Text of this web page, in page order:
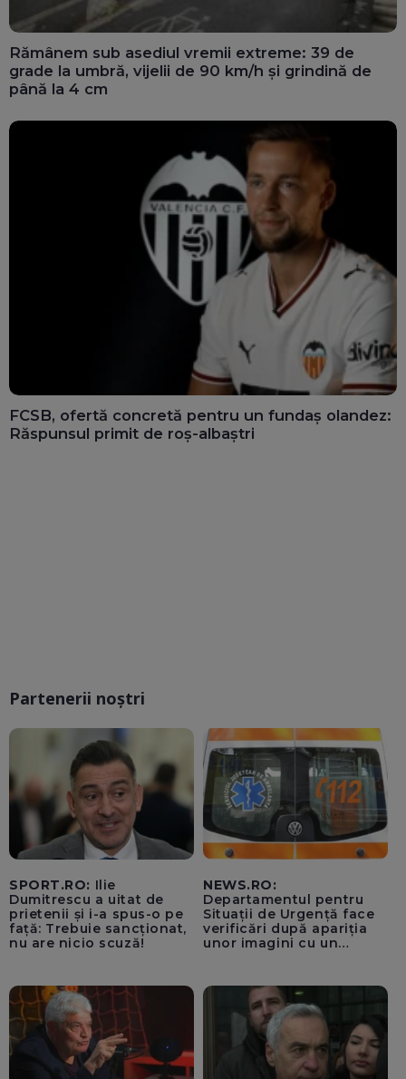
Rămânem sub asediul vremii extreme: 39 de
grade la umbră, vijelii de 90 km/h și grindină de
până la 4 cm
FCSB, ofertă concretă pentru un fundaș olandez:
Răspunsul primit de roș-albaștri
Partenerii noștri
SPORT.RO: Ilie
Dumitrescu a uitat de
prietenii și i-a spus-o pe
față: Trebuie sancționat,
nu are nicio scuză!
NEWS.RO:
Departamentul pentru
Situații de Urgență face
verificări după apariția
unor imagini cu un
pentru cumpărături în
timp ce transporta un
pacient către spital